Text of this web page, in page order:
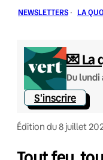
NEWSLETTERS · LA
💌 La
Du lundi
S'inscrire
Édition du 8 juillet